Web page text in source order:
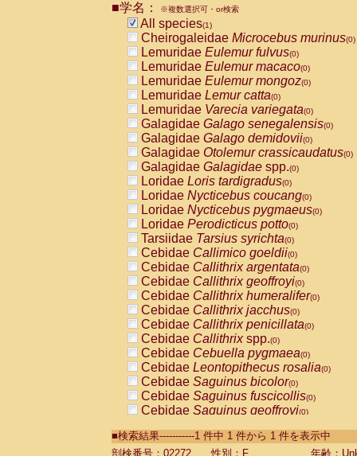
■学名： ※複数選択可・or検索
All species(1)
Cheirogaleidae Microcebus murinus(0)
Lemuridae Eulemur fulvus(0)
Lemuridae Eulemur macaco(0)
Lemuridae Eulemur mongoz(0)
Lemuridae Lemur catta(0)
Lemuridae Varecia variegata(0)
Galagidae Galago senegalensis(0)
Galagidae Galago demidovii(0)
Galagidae Otolemur crassicaudatus(0)
Galagidae Galagidae spp.(0)
Loridae Loris tardigradus(0)
Loridae Nycticebus coucang(0)
Loridae Nycticebus pygmaeus(0)
Loridae Perodicticus potto(0)
Tarsiidae Tarsius syrichta(0)
Cebidae Callimico goeldii(0)
Cebidae Callithrix argentata(0)
Cebidae Callithrix geoffroyi(0)
Cebidae Callithrix humeralifer(0)
Cebidae Callithrix jacchus(0)
Cebidae Callithrix penicillata(0)
Cebidae Callithrixspp.(0)
Cebidae Cebuella pygmaea(0)
Cebidae Leontopithecus rosalia(0)
Cebidae Saguinus bicolor(0)
Cebidae Saguinus fuscicollis(0)
Cebidae Saguinus geoffroyi(0)
CebidaeSaguinus labiatus(0)
Cebidae Saguinus leucopus
■検索結果-----------1 件中 1 件から 1 件を表示中
剖検番号：02272
性別：F
年齢：